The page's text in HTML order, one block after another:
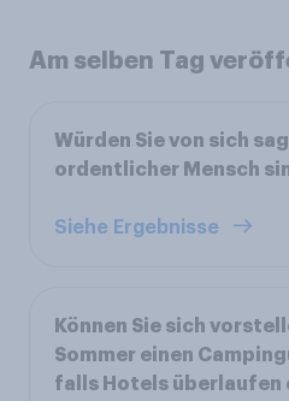
Am selben Tag
Würden Sie von sich
ordentlicher Mensch
Siehe Ergebnisse
Können Sie sich
Sommer einen
falls Hotels überlaufen